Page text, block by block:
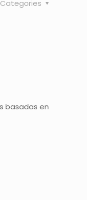
Categories
basadas en